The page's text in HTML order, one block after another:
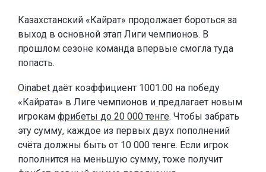
Казахстанский «Кайрат» продолжает бороться за
выход в основной этап Лиги чемпионов. В
прошлом сезоне команда впервые смогла туда
попасть.
Oinabet даёт коэффициент 1001.00 на победу
«Кайрата» в Лиге чемпионов и предлагает новым
игрокам фрибеты до 20 000 тенге. Чтобы забрать
эту сумму, каждое из первых двух пополнений
счёта должны быть от 10 000 тенге. Если игрок
пополнится на меньшую сумму, тоже получит